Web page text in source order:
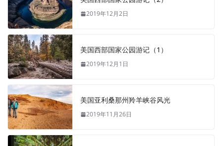
2019年12月2日
美国西部国家公园游记（1）
2019年12月1日
美国亚利桑那州羚羊峡谷风光
2019年11月26日